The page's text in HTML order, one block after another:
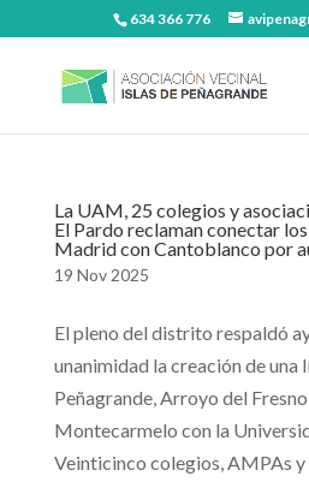
634 366 776
La UAM, 25 colegios y
El Pardo reclaman conectar
Madrid con Cantoblanco por
19 Nov 2025
El pleno del distrito respaldó
unanimidad la creación de una
Peñagrande, Arroyo del
Montecarmelo con la
Veinticinco colegios, AMPAs y